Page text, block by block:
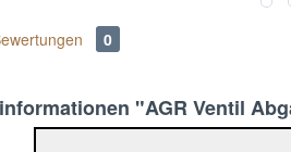
0
"AGR Ventil